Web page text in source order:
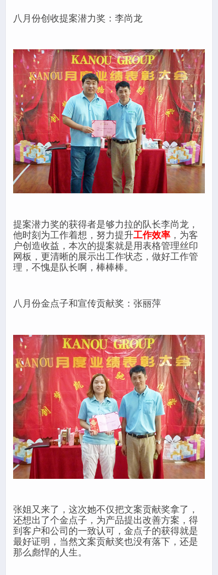
八月份创收提案潜力奖：李尚龙
提案潜力奖的获得者是够力拉的队长李尚龙，
他时刻为工作着想，努力提升工作效率 ，为客
户创造收益，本次的提案就是用表格管理丝印
网板，更清晰的展示出工作状态，做好工作管
理，不愧是队长啊，棒棒棒。
八月份金点子和宣传贡献奖：张丽萍
张姐又来了，这次她不仅把文案贡献奖拿了，
还想出了个金点子，为产品提出改善方案，得
到客户和公司的一致认可，金点子的获得就是
最好证明，当然文案贡献奖也没有落下，还是
那么彪悍的人生。